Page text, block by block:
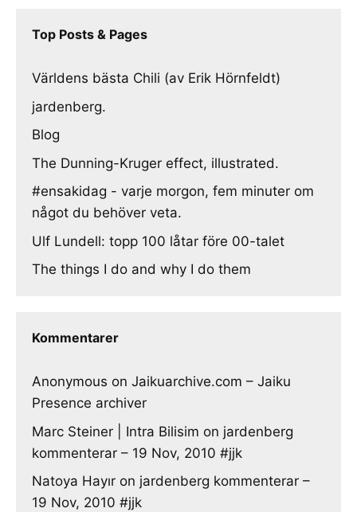
Top Posts & Pages
Världens bästa Chili (av Erik Hörnfeldt)
jardenberg.
Blog
The Dunning-Kruger effect, illustrated.
#ensakidag - varje morgon, fem minuter om
något du behöver veta.
Ulf Lundell: topp 100 låtar före 00-talet
The things I do and why I do them
Kommentarer
Anonymous on Jaikuarchive.com – Jaiku
Presence archiver
Marc Steiner | Intra Bilisim on jardenberg
kommenterar – 19 Nov, 2010 #jjk
Natoya Hayır on jardenberg kommenterar –
19 Nov, 2010 #jjk